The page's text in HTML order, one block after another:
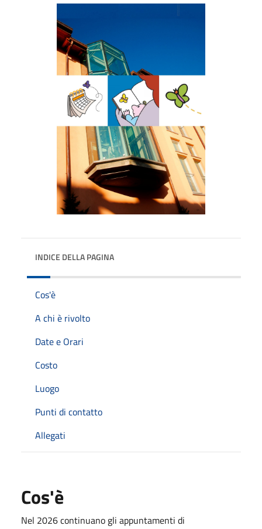
INDICE DELLA PAGINA
Cos'è
A chi è rivolto
Date e Orari
Costo
Luogo
Punti di contatto
Allegati
Cos'è
Nel 2026 continuano gli appuntamenti di